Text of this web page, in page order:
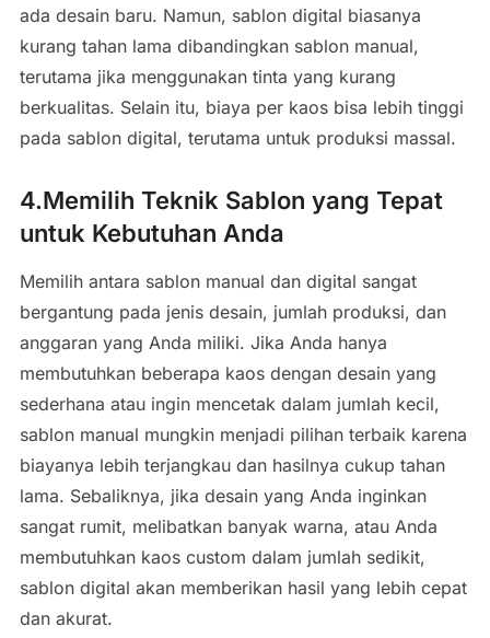
ada desain baru. Namun, sablon digital biasanya
kurang tahan lama dibandingkan sablon manual,
terutama jika menggunakan tinta yang kurang
berkualitas. Selain itu, biaya per kaos bisa lebih tinggi
pada sablon digital, terutama untuk produksi massal.
4.Memilih Teknik Sablon yang Tepat
untuk Kebutuhan Anda
Memilih antara sablon manual dan digital sangat
bergantung pada jenis desain, jumlah produksi, dan
anggaran yang Anda miliki. Jika Anda hanya
membutuhkan beberapa kaos dengan desain yang
sederhana atau ingin mencetak dalam jumlah kecil,
sablon manual mungkin menjadi pilihan terbaik karena
biayanya lebih terjangkau dan hasilnya cukup tahan
lama. Sebaliknya, jika desain yang Anda inginkan
sangat rumit, melibatkan banyak warna, atau Anda
membutuhkan kaos custom dalam jumlah sedikit,
sablon digital akan memberikan hasil yang lebih cepat
dan akurat.